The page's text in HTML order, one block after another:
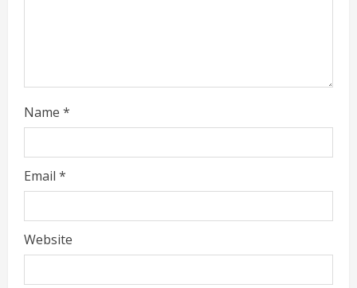
Name *
Email *
Website